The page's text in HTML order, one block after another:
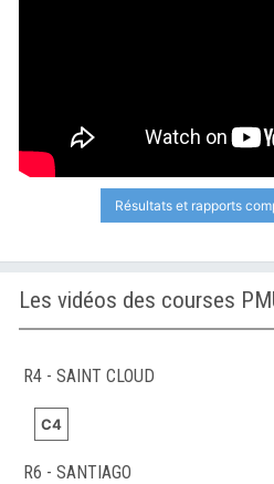
Résultats et rapports
R4 - SAINT CLOUD
C4
R6 - SANTIAGO